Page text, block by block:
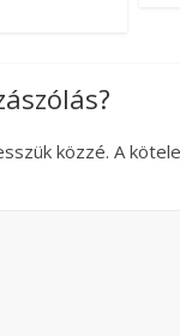
közzé. A